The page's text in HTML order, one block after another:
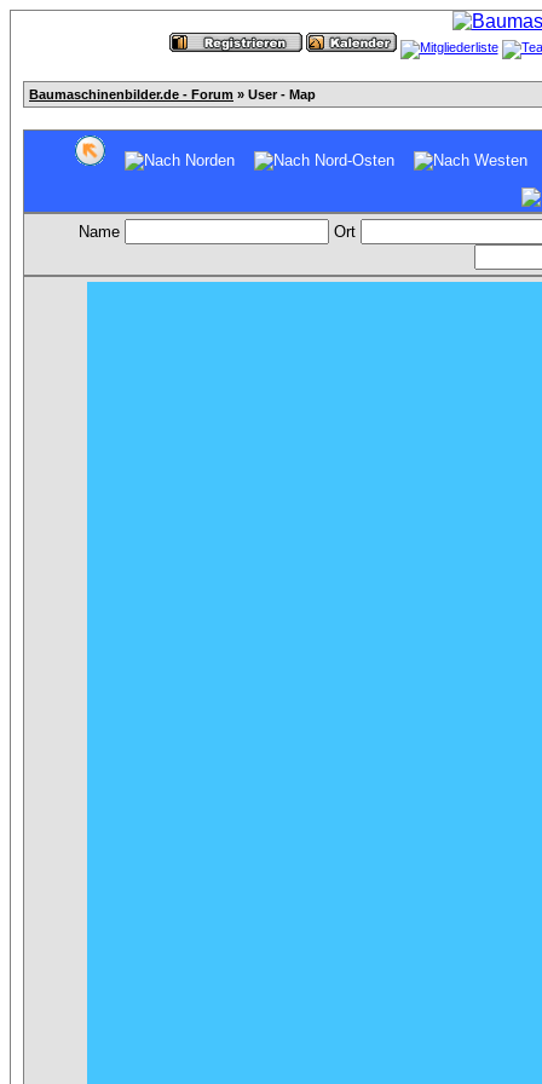
Baumaschinenbilder.de - Forum » User - Map
Name Ort